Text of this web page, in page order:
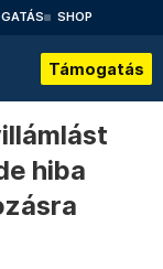
SHOP
Támogatás
hiba